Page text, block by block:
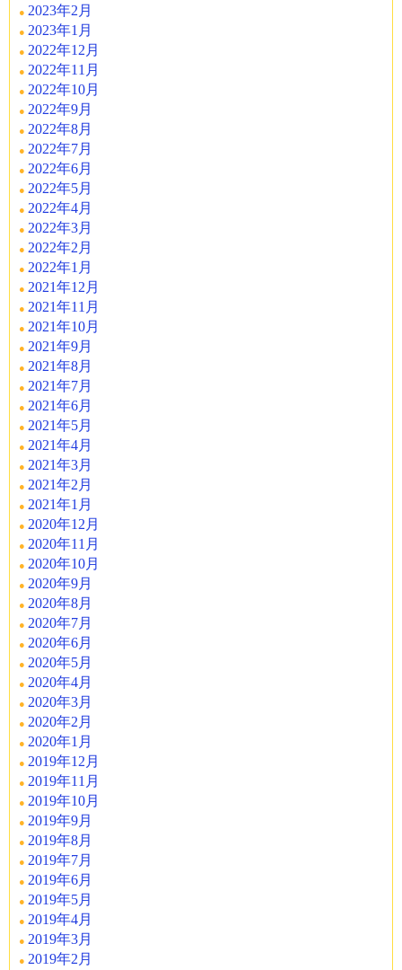
2023年2月
2023年1月
2022年12月
2022年11月
2022年10月
2022年9月
2022年8月
2022年7月
2022年6月
2022年5月
2022年4月
2022年3月
2022年2月
2022年1月
2021年12月
2021年11月
2021年10月
2021年9月
2021年8月
2021年7月
2021年6月
2021年5月
2021年4月
2021年3月
2021年2月
2021年1月
2020年12月
2020年11月
2020年10月
2020年9月
2020年8月
2020年7月
2020年6月
2020年5月
2020年4月
2020年3月
2020年2月
2020年1月
2019年12月
2019年11月
2019年10月
2019年9月
2019年8月
2019年7月
2019年6月
2019年5月
2019年4月
2019年3月
2019年2月